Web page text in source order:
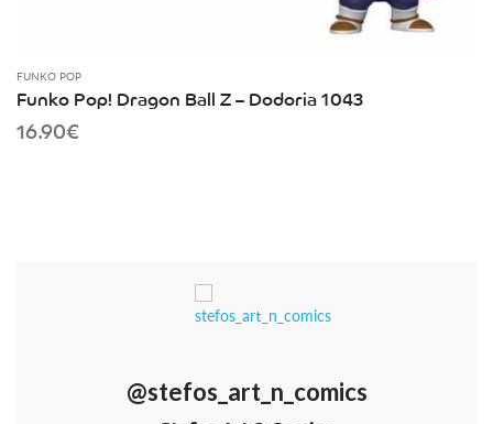
FUNKO POP
Funko Pop! Dragon Ball Z – Dodoria 1043
16.90€
@stefos_art_n_comics